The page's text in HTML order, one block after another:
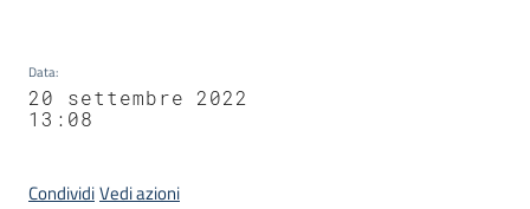
Data:
20 settembre 2022
13:08
CondividiVedi azioni